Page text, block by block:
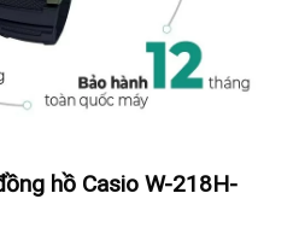
hồ Casio W-218H-